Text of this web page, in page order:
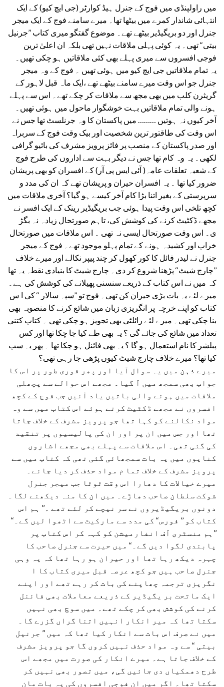
میں راولپنڈی میں فوج کے جنرل ہیڈ کوارٹر (جی ایچ کیو) کے ایک
انتہائی شاندار کمرے میں بیٹھا تھا۔ میرے سامنے فوج کے ایک میجر
جنرل اور دو بریگیڈیر بیٹھے تھے۔ موضوع گفتگو میری کتاب ’’جرنیل
بیتی‘‘ تھی۔ یہ کوئی پہلی ملاقات نہیں تھی بلکہ ان اعلیٰ ترین
فوجی افسروں سے میری پہلے بھی کئی ملاقاتیں ہو چکی تھیں۔
یہ تمام ملاقاتیں جی ایچ کیو میں ہوئی تھیں ۔ فوج کے وہ میجر
جنرل جو اس وقت میرے سامنے بیٹھے تھے ،ایک ماہ قبل لاہور کے
گریثرن کلب میں بھی مجھ سے ملاقات کر چکے تھے۔ اس سے پہلے
ہونے والی تمام ملاقاتیں بہت خوشگوار ماحول میں ہوئی تھیں۔
آخر کیوں نہ ہوتیں ……… میں پاکستان کا وہ جرنلسٹ تھا جس نے
اس وقت کی طاقتور ترین شخصیت اور بیک وقت فوج کے سربراہ
اور صدر پاکستان کے منصب پر فائز پرویز مشرف کی بائیو گرافی
لکھی۔ یہ وہ کام تھا جس نے دیگر بہت سے اداروں کی طرح فوج
کے شعبہ تعلقات عامہ( آئی ایس پی آر) کے افسران کو بھی پریشان
ضرور کیا تھا ۔ یہ افسران حیران و پریشان تھے کہ ان کی مدد و
سرپرستی کے بغیر اتنا بڑا کام آخر کیسے ہو گیا؟ آخری ملاقات میں
کچھ تلخی اس وقت پیدا ہوئی جب بریگیڈیر رینک کے ایک افسر نے
مجھے ڈکٹیٹ کرنے کی کوشش کی، تاہم صورتحال زیادہ نہ بگڑ
ی۔ اس وقت صورتحال ایسی نہ تھی ۔ اس ملاقات میں صورتحال
خراب اور کشیدہ ہونے کے تمام پہلو موجود تھے۔ فوج کے میجر
جنرل نے لیدر فائل کا کور کھول کر چند پیپر نکالے اور میرے خلاف
’’چارج شیٹ‘‘ پڑھنا شروع کر دی۔ چارج شیٹ کا بنیادی نقطہ یہ تھا
کہ میں نے اس کتاب کے ذریعے سنسنی پھیلانے کی کوشش کی ہے۔
میرے لئے یہ بات بڑی حیران کن تھی۔ فوج تو ’’سپہ سالار ‘‘ کی ا س
کتاب کو اپنے خرچہ پر انگریزی زبان میں شائع کرنے کا منصوبہ بھی
بنا چکی تھی۔ میرے لئے رائلٹی بھی تجویز ہو چکی تھی ۔ کتاب کتنی
تعداد میں شائع کی جائے گی ؟ یہ بھی طے کیا جا چکا تھا اور کس
پبلشر کا نام استعمال ہو گا ؟ یہ بھی فائنل ہو چکا تھا ۔ پھر یہ سب
کیا تھا؟ میرے خلاف چارج شیٹ کیوں پڑھی جا رہی تھی؟
میرے ذہن میں یہ سوال آیا اور پھر فوری طور پر اس کا
جواب بھی سمجھ میں آ گیا۔ مجھے اس حوالے سے پچھلی
ملاقات میں ہونے والی باتیں یاد آئیں جب فوج کے کچھ
افسروں نے مجھے ڈکٹیٹ کرتے ہوئے اس کتاب میں سے وہ
مواد نکالنے کو کہا تھا جو پرویز مشرف کے خلاف جاتا
تھا اور جس میں ان پر اور ان کی پالیسیوں پر تنقید
کی گئی تھی۔ اس ملاقات سے پہلے بھی مجھے اشاروں
کنایوں میں یہ بات سمجھائی گئی تھی کہ کتاب میں سے
پرویز مشرف کے خلاف تما م مواد حذف کر دیا جائے۔
میرے خیالات کا دھارا اس وقت ٹوٹا جب میجر جنرل
شوکت سلطان صاحب دھاڑے۔ میں ان کا منہ دیکھنے لگا۔
دونوں بریگیڈیروں نے سر نیچے کر لئے تھے ۔’’ ہم اس
کتاب کو ’’ فورس‘‘ کی مدد سے مارکیٹ سے اٹھوا لیں گے۔‘‘
’’ہم منسٹری آف انفارمیشن کو کہہ کر اس کتاب پر
پابندی لگوا دیں گے۔‘‘ میں حیرت سے جنرل صاحب کا
چہرہ دیکھ رہا تھا اور حیران ہو رہا تھا کہ یہ وہی
جنرل صاحب ہیں جو کچھ عرصہ قبل میری کتاب کا ا
نگریزی ترجمہ چھاپنے کی بات کر رہے تھے اور اپنے
ایک ماتحت بر یگیڈیر کے ذریعے معاملات بھی فائنل
کرنے کی کوشش بھی کر چکے تھے۔ میں سوچ بھی نہیں
سکتا تھا کہ میر انکار انہیں اتنا گراں گزرے گا۔
میں نے صرف اس بات سے انکار کیا تھا کہ میں ’’ جرنیل
بیتی ‘‘ سے وہ مواد حذف نہیں کروں گا جو پرویز مشرف
کے خلاف جاتا ہے۔ میرے انکار کی صورت میں مجھے اس
طرح دھمکیاں دی جائیں گی، میں تصور بھی نہیں کر
سکتا تھا۔ اگر میں ان فوجی افسروں کی یہ بات مان